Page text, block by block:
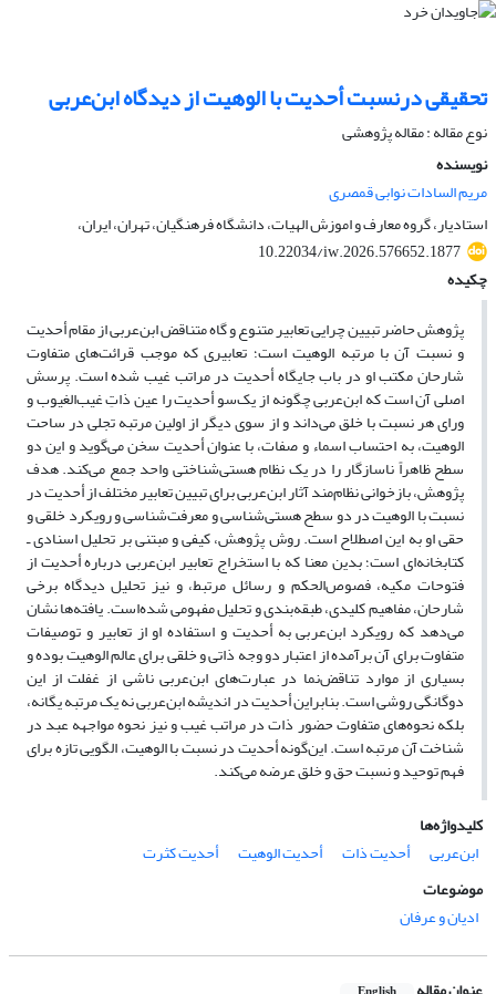
تحقیقی درنسبت أحدیت با الوهیت از دیدگاه ابن‌عربی
نوع مقاله : مقاله پژوهشی
نویسنده
مریم السادات نوابی قمصری
استادیار، گروه معارف و اموزش الهیات، دانشگاه فرهنگیان، تهران، ایران،
10.22034/iw.2026.576652.1877
چکیده
پژوهش حاضر تبیین چرایی تعابیر متنوع و گاه متناقض ابن‌عربی از مقام أحدیت
و نسبت آن با مرتبه الوهیت است؛ تعابیری که موجب قرائت‌های متفاوت
شارحان مکتب او در باب جایگاه أحدیت در مراتب غیب شده است. پرسش
اصلی آن است که ابن‌عربی چگونه از یک‌سو أحدیت را عین ذاتِ غیب‌الغیوب و
ورای هر نسبت با خلق می‌داند و از سوی دیگر از اولین مرتبه تجلی در ساحت
الوهیت، به احتساب اسماء و صفات، با عنوان أحدیت سخن می‌گوید و این دو
سطح ظاهراً ناسازگار را در یک نظام هستی‌شناختی واحد جمع می‌کند. هدف
پژوهش، بازخوانی نظام‌مند آثار ابن‌عربی برای تبیین تعابیر مختلف از أحدیت در
نسبت با الوهیت در دو سطح هستی‌شناسی و معرفت‌شناسی و رویکرد خلقی و
حقی او به این اصطلاح است. روش پژوهش، کیفی و مبتنی بر تحلیل اسنادی ـ
کتابخانه‌ای است؛ بدین معنا که با استخراج تعابیر ابن‌عربی درباره أحدیت از
فتوحات مکیه، فصوص‌الحکم و رسائل مرتبط، و نیز تحلیل دیدگاه برخی
شارحان، مفاهیم کلیدی، طبقه‌بندی و تحلیل مفهومی شده‌است. یافته‌ها نشان
می‌دهد که رویکرد ابن‌عربی به أحدیت و استفاده او از تعابیر و توصیفات
متفاوت برای آن برآمده از اعتبار دو وجه ذاتی و خلقی برای عالم الوهیت بوده و
بسیاری از موارد تناقض‌نما در عبارت‌های ابن‌عربی ناشی از غفلت از این
دوگانگی روشی است. بنابراین أحدیت در اندیشه ابن‌عربی نه یک مرتبه یگانه،
بلکه نحوه‌های متفاوت حضور ذات در مراتب غیب و نیز نحوه مواجهه عبد در
شناخت آن مرتبه است. این‌گونه أحدیت در نسبت با الوهیت، الگویی تازه برای
فهم توحید و نسبت حق و خلق عرضه می‌کند.
کلیدواژه‌ها
ابن‌عربی
أحدیت ذات أحدیت الوهیت
أحدیت کثرت
موضوعات
ادیان و عرفان